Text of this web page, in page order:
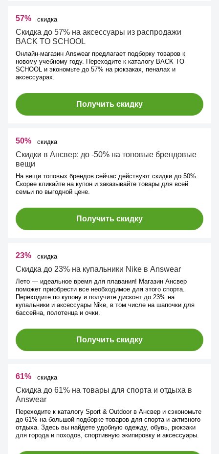
57% скидка
Скидка до 57% на аксессуары из распродажи
BACK TO SCHOOL
Онлайн-магазин Answear предлагает подборку товаров к
новому учебному году. Переходите к каталогу BACK TO
SCHOOL и экономьте до 57% на рюкзаках, пеналах и
аксессуарах.
Получить скидку
50% скидка
Скидки в Ансвер: до -50% на топовые брендовые
вещи
На вещи топовых брендов сейчас действуют скидки до 50%.
Скорее кликайте на купон и заказывайте товары для всей
семьи по выгодной цене.
Получить скидку
23% скидка
Скидка до 23% на купальники Nike в Answear
Лето — идеальное время для плавания! Магазин Ансвер
поможет приобрести все необходимое для этого спорта.
Переходите по купону и получите дисконт до 23% на
купальники и аксессуары Nike, в том числе на шапочки для
бассейна, полотенца и очки.
Получить скидку
61% скидка
Скидка до 61% на товары для спорта и отдыха в
Answear
Переходите к каталогу Sport & Outdoor в Ансвер и сэкономьте
до 61% на большой подборке товаров для спорта и активного
отдыха. Здесь вы найдете удобную одежду, обувь, рюкзаки
для города и походов, спортивную экипировку и аксессуары.